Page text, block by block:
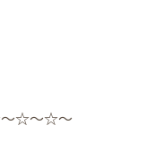
☆〜☆〜